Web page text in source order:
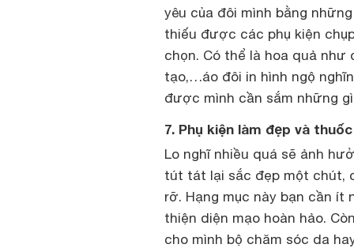
yêu của đôi mình bằng
thiếu được các phụ kiện
chọn. Có thể là hoa quả như
tạo,…áo đôi in hình ngộ
được mình cần sắm những
7. Phụ kiện làm đẹp và
Lo nghĩ nhiều quá sẽ ảnh
tút tát lại sắc đẹp một chút,
rỡ. Hạng mục này bạn cần
thiện diện mạo hoàn hảo.
cho mình bộ chăm sóc da